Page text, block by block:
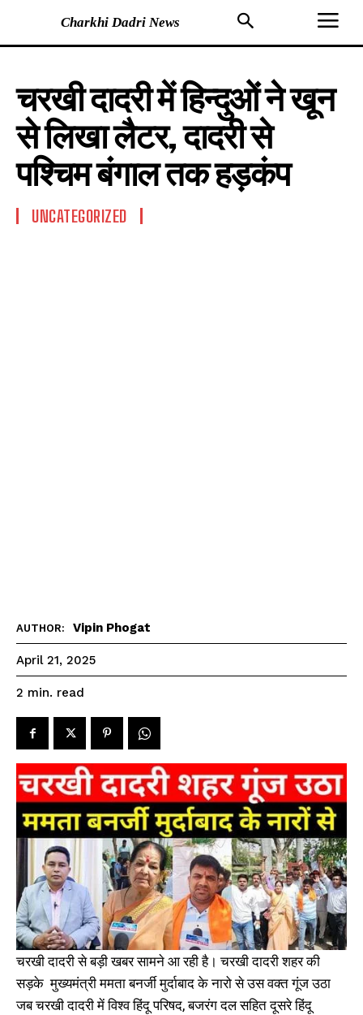
Charkhi Dadri News
चरखी दादरी में हिन्दुओं ने खून
से लिखा लैटर, दादरी से
पश्चिम बंगाल तक हड़कंप
UNCATEGORIZED
AUTHOR: Vipin Phogat
April 21, 2025
2 min. read
चरखी दादरी से बड़ी खबर सामने आ रही है। चरखी दादरी शहर की
सड़के मुख्यमंत्री ममता बनर्जी मुर्दाबाद के नारो से उस वक्त गूंज उठा
जब चरखी दादरी में विश्व हिंदू परिषद, बजरंग दल सहित दूसरे हिंदू